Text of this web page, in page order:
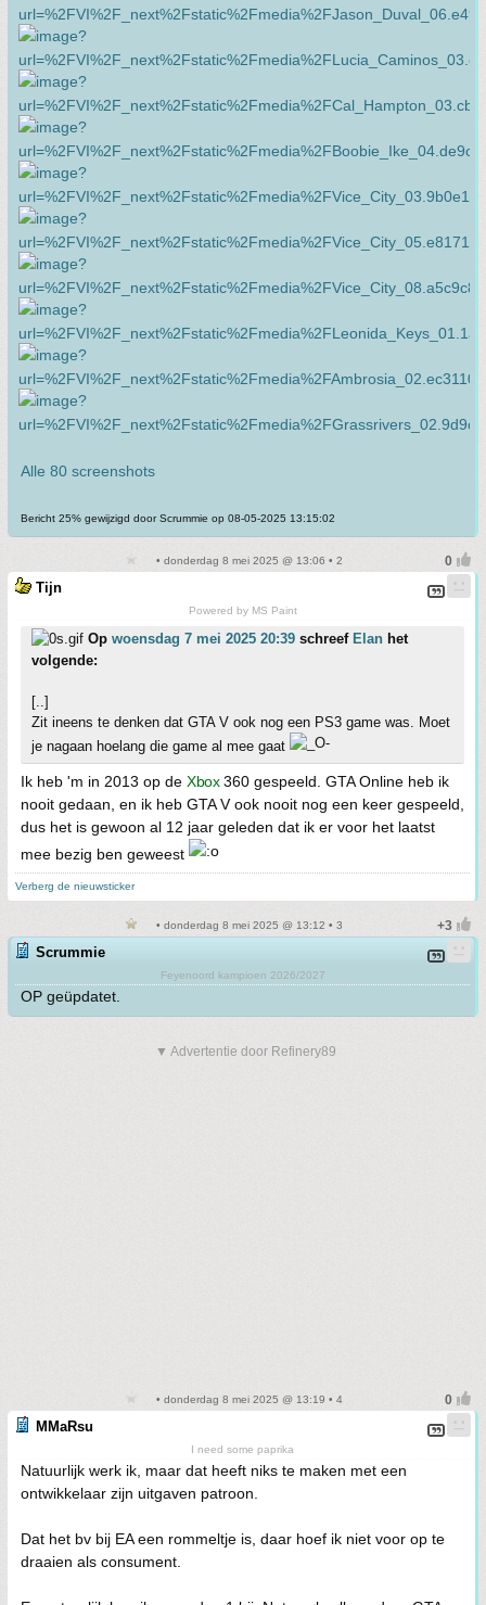
Alle 80 screenshots
Bericht 25% gewijzigd door Scrummie op 08-05-2025 13:15:02
• donderdag 8 mei 2025 @ 13:06 • 2
Tijn
Powered by MS Paint
Op woensdag 7 mei 2025 20:39 schreef Elan het
volgende:
[..]
Zit ineens te denken dat GTA V ook nog een PS3 game was. Moet
je nagaan hoelang die game al mee gaat
Ik heb 'm in 2013 op de Xbox360 gespeeld. GTA Online heb ik
nooit gedaan, en ik heb GTA V ook nooit nog een keer gespeeld,
dus het is gewoon al 12 jaar geleden dat ik er voor het laatst
mee bezig ben geweest
Verberg de nieuwsticker
• donderdag 8 mei 2025 @ 13:12 • 3
Scrummie
Feyenoord kampioen 2026/2027
OP geüpdatet.
▼ Advertentie door Refinery89
• donderdag 8 mei 2025 @ 13:19 • 4
MMaRsu
I need some paprika
Natuurlijk werk ik, maar dat heeft niks te maken met een
ontwikkelaar zijn uitgaven patroon.
Dat het bv bij EA een rommeltje is, daar hoef ik niet voor op te
draaien als consument.